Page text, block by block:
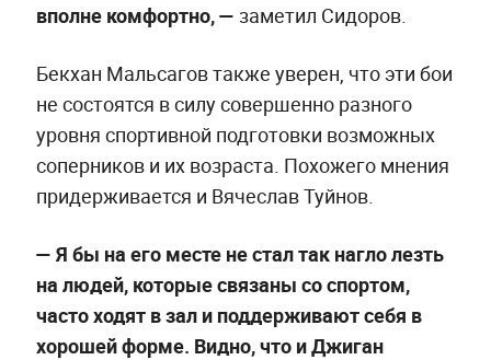
вполне комфортно, — заметил Сидоров.
Бекхан Мальсагов также уверен, что эти бои
не состоятся в силу совершенно разного
уровня спортивной подготовки возможных
соперников и их возраста. Похожего мнения
придерживается и Вячеслав Туйнов.
— Я бы на его месте не стал так нагло лезть
на людей, которые связаны со спортом,
часто ходят в зал и поддерживают себя в
хорошей форме. Видно, что и Джиган